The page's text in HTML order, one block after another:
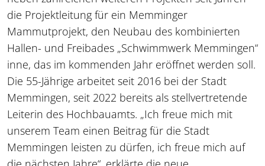
die Projektleitung für ein Memminger
Mammutprojekt, den Neubau des kombinierten
Hallen- und Freibades „Schwimmwerk Memmingen“
inne, das im kommenden Jahr eröffnet werden soll.
Die 55-Jährige arbeitet seit 2016 bei der Stadt
Memmingen, seit 2022 bereits als stellvertretende
Leiterin des Hochbauamts. „Ich freue mich mit
unserem Team einen Beitrag für die Stadt
Memmingen leisten zu dürfen, ich freue mich auf